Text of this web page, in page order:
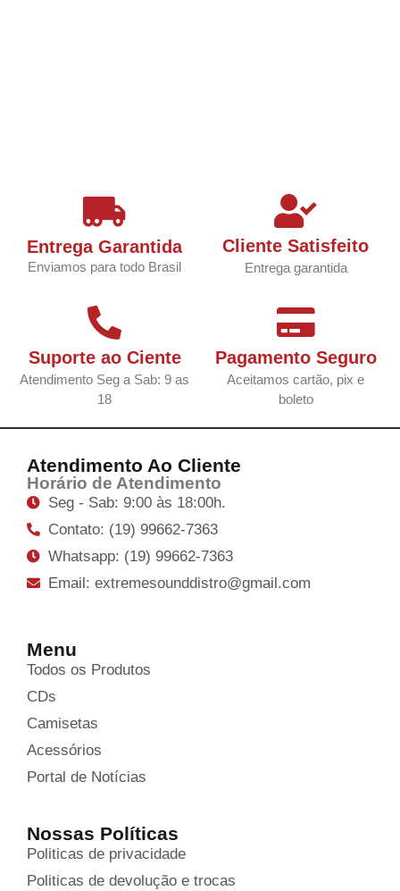
Entrega Garantida
Enviamos para todo Brasil
Cliente Satisfeito
Entrega garantida
Suporte ao Ciente
Atendimento Seg a Sab: 9 as
18
Pagamento Seguro
Aceitamos cartão, pix e
boleto
Atendimento Ao Cliente
Horário de Atendimento
Seg - Sab: 9:00 às 18:00h.
Contato: (19) 99662-7363
Whatsapp: (19) 99662-7363
Email: extremesounddistro@gmail.com
Menu
Todos os Produtos
CDs
Camisetas
Acessórios
Portal de Notícias
Nossas Políticas
Politicas de privacidade
Politicas de devolução e trocas